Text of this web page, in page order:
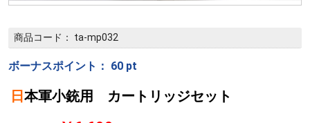
商品コード： ta-mp032
ボーナスポイント： 60 pt
日本軍小銃用 カートリッジセット